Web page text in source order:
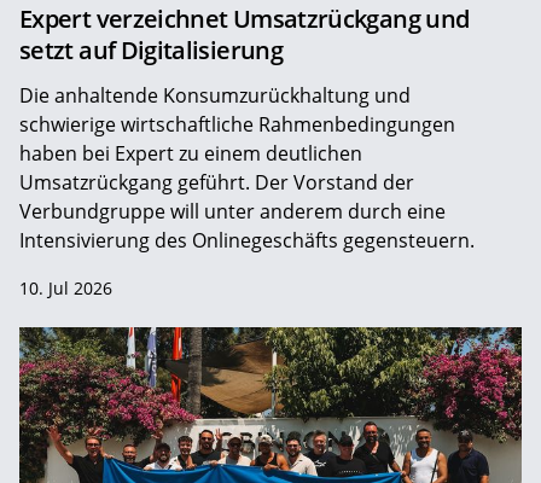
Expert verzeichnet Umsatzrückgang und
setzt auf Digitalisierung
Die anhaltende Konsumzurückhaltung und
schwierige wirtschaftliche Rahmenbedingungen
haben bei Expert zu einem deutlichen
Umsatzrückgang geführt. Der Vorstand der
Verbundgruppe will unter anderem durch eine
Intensivierung des Onlinegeschäfts gegensteuern.
10. Jul 2026